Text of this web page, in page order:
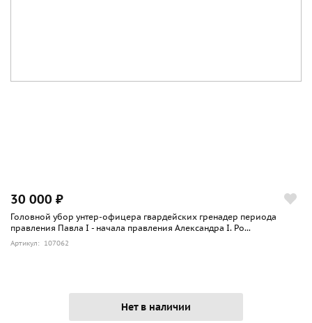
30 000 ₽
Головной убор унтер-офицера гвардейских гренадер периода
правления Павла I - начала правления Александра I. Ро...
Артикул: 107062
Нет в наличии